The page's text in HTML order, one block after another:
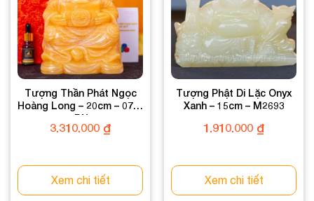
Tượng Thần Phát Ngọc
Hoàng Long – 20cm – 076-
049DN-20
3.310.000 ₫
Xem chi tiết
Tượng Phật Di Lặc Onyx
Xanh – 15cm – M2693
1.910.000 ₫
Xem chi tiết